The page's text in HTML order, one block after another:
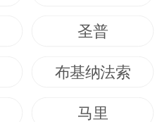
圣普
布基纳法索
马里